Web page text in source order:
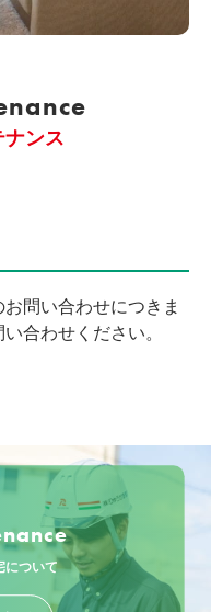
ナンス
問い合わせにつきま
合わせください。
について